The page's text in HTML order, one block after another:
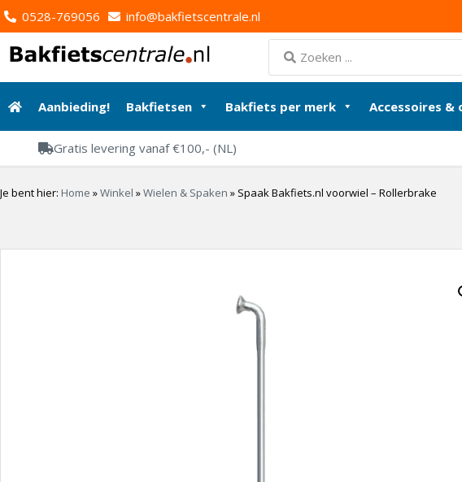
0528-769056 info@bakfietscentrale.nl
Aanbieding! Bakfietsen Bakfiets per merk Accessoires &
Gratis levering vanaf €100,- (NL)
Je bent hier: Home »Winkel »Wielen & Spaken » Spaak Bakfiets.nl voorwiel – Rollerbrake